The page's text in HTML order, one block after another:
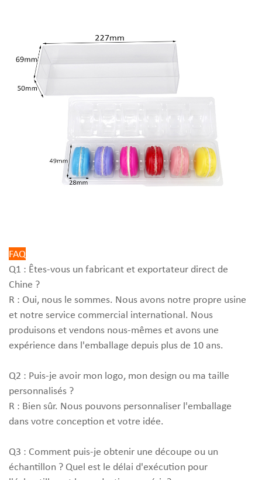
FAQ
Q1 : Êtes-vous un fabricant et exportateur direct de
Chine ?
R : Oui, nous le sommes. Nous avons notre propre usine
et notre service commercial international. Nous
produisons et vendons nous-mêmes et avons une
expérience dans l'emballage depuis plus de 10 ans.
Q2 : Puis-je avoir mon logo, mon design ou ma taille
personnalisés ?
R : Bien sûr. Nous pouvons personnaliser l'emballage
dans votre conception et votre idée.
Q3 : Comment puis-je obtenir une découpe ou un
échantillon ? Quel est le délai d'exécution pour